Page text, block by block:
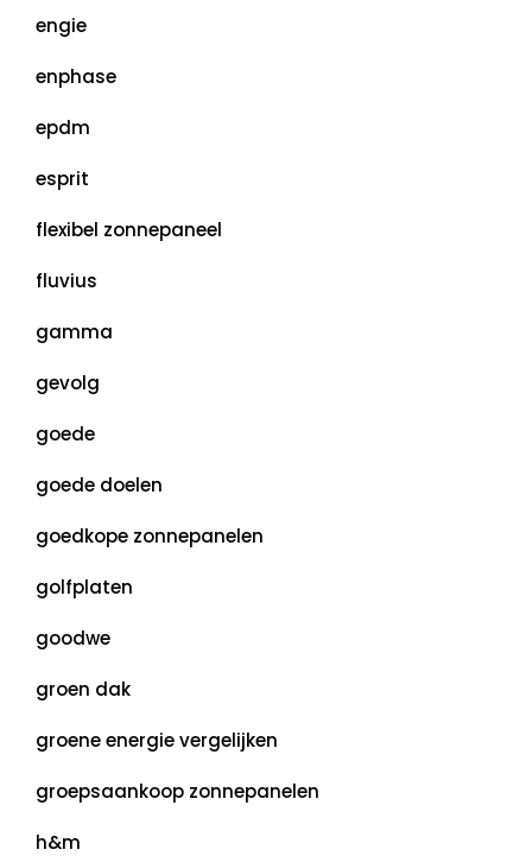
engie
enphase
epdm
esprit
flexibel zonnepaneel
fluvius
gamma
gevolg
goede
goede doelen
goedkope zonnepanelen
golfplaten
goodwe
groen dak
groene energie vergelijken
groepsaankoop zonnepanelen
h&m